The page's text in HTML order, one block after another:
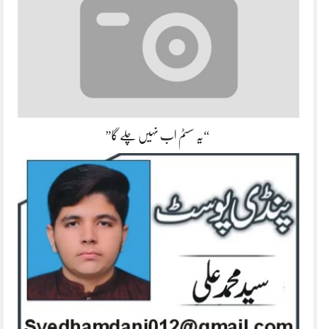
“یہ سسٹم اب نہیں چلے گا”